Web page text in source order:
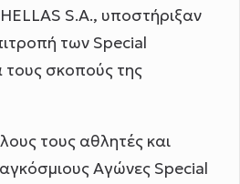
S.A., υποστήριξαν
των Special
τους σκοπούς της
τους αθλητές και
Αγώνες Special